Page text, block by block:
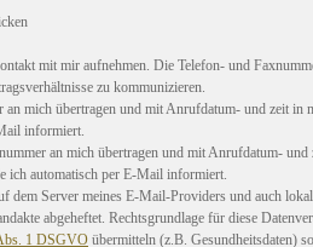
mit mir aufnehmen. Die Telefon- und
zu kommunizieren.
mich übertragen und mit Anrufdatum- und zeit
informiert.
an mich übertragen und mit Anrufdatum-
ich automatisch per E-Mail informiert.
Server meines E-Mail-Providers und auch
abgeheftet. Rechtsgrundlage für diese
1 DSGVO übermitteln (z.B. Gesundheitsdaten)